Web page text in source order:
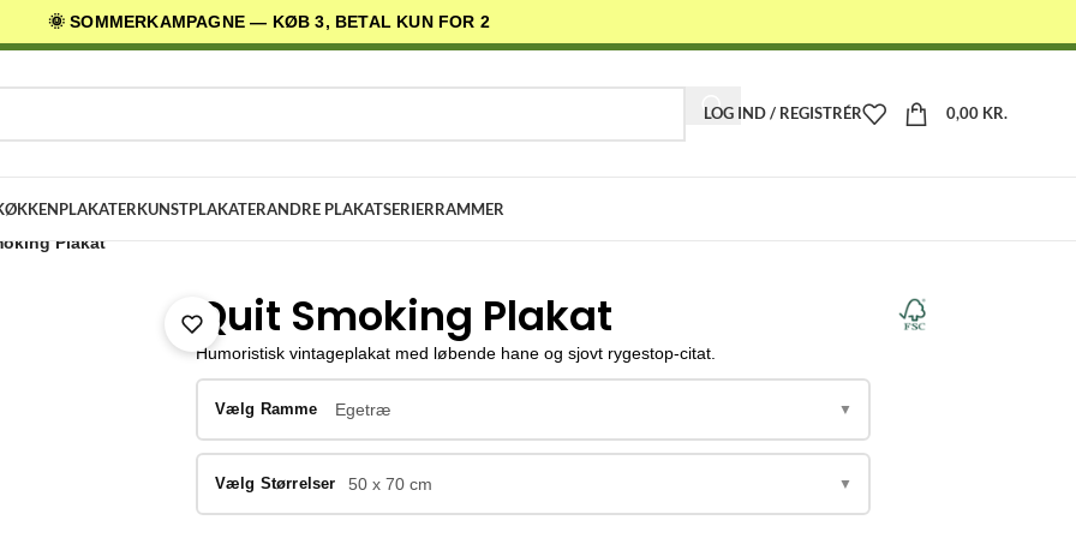
🌞 SOMMERKAMPAGNE — KØB 3, BETAL KUN FOR 2
LEVERING ✓ 30 DAGES RETURRET ★ 4,5/5 PÅ TRUSTPILOT
LOG IND / REGISTRÉR 0,00 KR.
KUNSTPLAKATERANDRE PLAKATSERIERRAMMER
Plakat
Quit Smoking Plakat
Humoristisk vintageplakat med løbende hane og sjovt rygestop-citat.
Vælg Ramme Egetræ ▼
Vælg Størrelser 50 x 70 cm ▼